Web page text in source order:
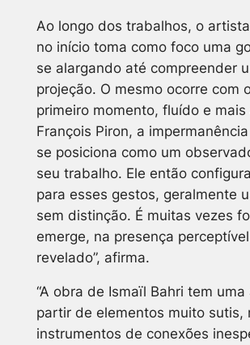
Ao longo dos trabalhos, o
no início toma como foco uma
se alargando até compreender
projeção. O mesmo ocorre com
primeiro momento, fluído e
François Piron, a
se posiciona como um
seu trabalho. Ele então
para esses gestos, geralmente
sem distinção. É muitas vezes
emerge, na presença
revelado”, afirma.
“A obra de Ismaïl Bahri tem
partir de elementos muito sutis,
instrumentos de conexões